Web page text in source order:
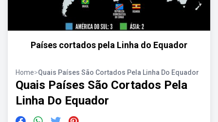
Países cortados pela Linha do Equador
Home>Quais Países São Cortados Pela Linha Do Equador
Quais Países São Cortados Pela
Linha Do Equador